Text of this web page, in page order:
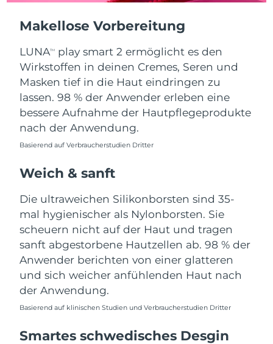
Makellose Vorbereitung
LUNATM
play smart 2 ermöglicht es den
Wirkstoffen in deinen Cremes, Seren und
Masken tief in die Haut eindringen zu
lassen. 98 % der Anwender erleben eine
bessere Aufnahme der Hautpflegeprodukte
nach der Anwendung.
Basierend auf Verbraucherstudien Dritter
Weich & sanft
Die ultraweichen Silikonborsten sind 35-
mal hygienischer als Nylonborsten. Sie
scheuern nicht auf der Haut und tragen
sanft abgestorbene Hautzellen ab. 98 % der
Anwender berichten von einer glatteren
und sich weicher anfühlenden Haut nach
der Anwendung.
Basierend auf klinischen Studien und Verbraucherstudien Dritter
Smartes schwedisches Desgin
Vereinigte Arabische
Emirate
Erwartete Lieferung
Vereinigtes
Königreich
Erwartete Lieferung8/8/26
Vereinigte Staaten Erwartete Lieferung8/9/26
Usbekistan